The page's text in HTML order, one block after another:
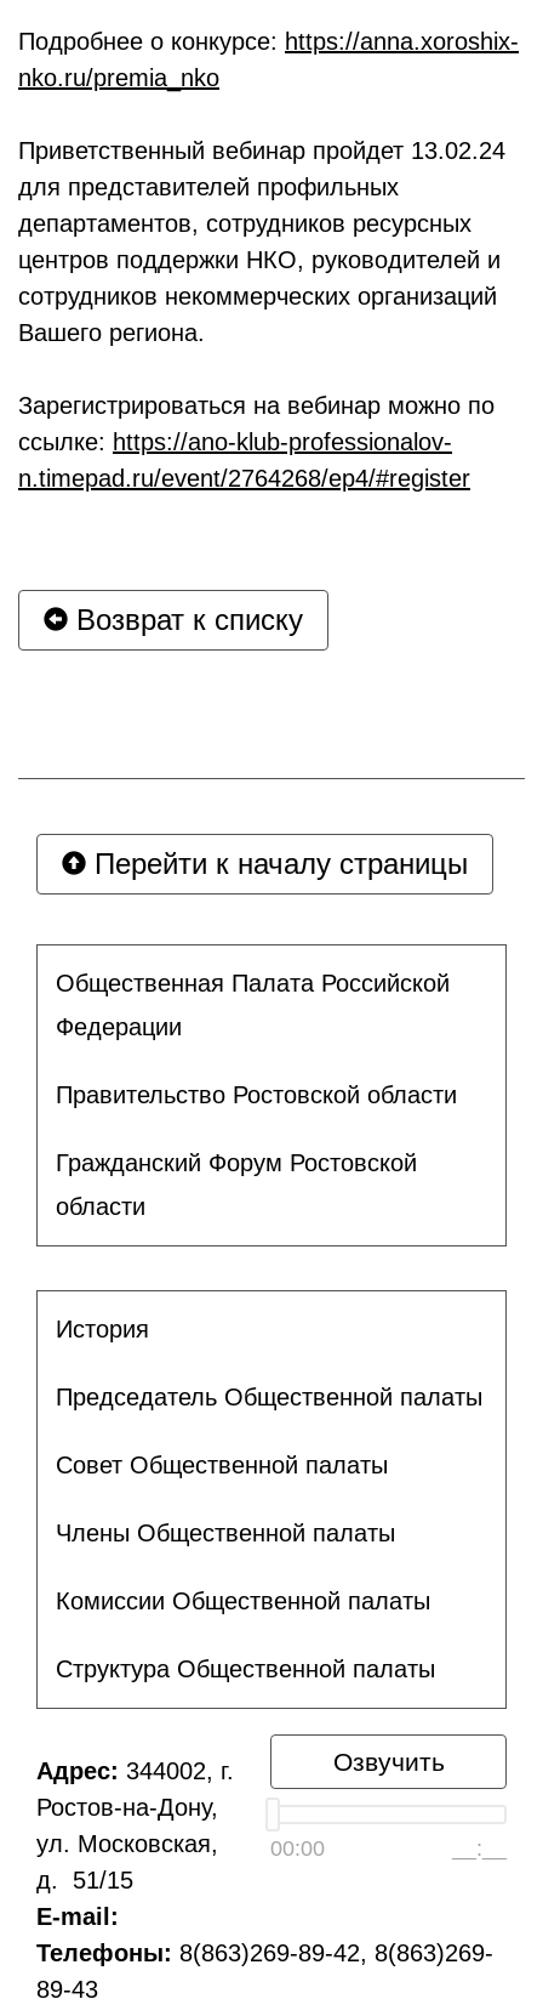
Подробнее о конкурсе: https://anna.xoroshix-
nko.ru/premia_nko
Приветственный вебинар пройдет 13.02.24
для представителей профильных
департаментов, сотрудников ресурсных
центров поддержки НКО, руководителей и
сотрудников некоммерческих организаций
Вашего региона.
Зарегистрироваться на вебинар можно по
ссылке: https://ano-klub-professionalov-
n.timepad.ru/event/2764268/ep4/#register
Возврат к списку
Перейти к началу страницы
Общественная Палата Российской
Федерации
Правительство Ростовской области
Гражданский Форум Ростовской
области
История
Председатель Общественной палаты
Совет Общественной палаты
Члены Общественной палаты
Комиссии Общественной палаты
Структура Общественной палаты
Озвучить
00:00 __:__
Адрес: 344002, г.
Ростов-на-Дону,
ул. Московская,
д. 51/15
E-mail:
Телефоны: 8(863)269-89-42, 8(863)269-
89-43